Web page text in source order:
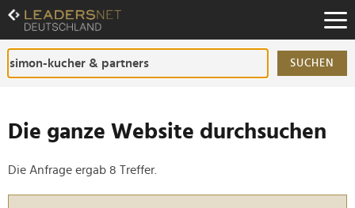
Zum
Inhalt
Zur
Fußzeilen-
Navigation
SUCHEN
Die ganze Website durchsuchen
Die Anfrage ergab 8 Treffer.